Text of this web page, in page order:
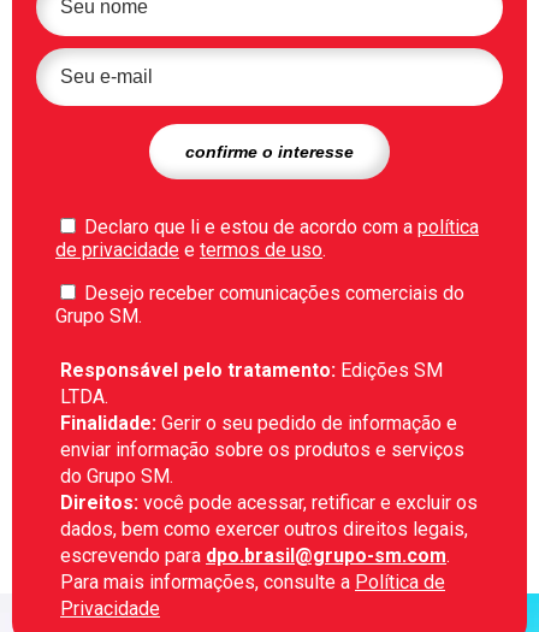
Declaro que li e estou de acordo com a política
de privacidade e termos de uso.
Desejo receber comunicações comerciais do
Grupo SM.
Responsável pelo tratamento: Edições SM
LTDA.
Finalidade: Gerir o seu pedido de informação e
enviar informação sobre os produtos e serviços
do Grupo SM.
Direitos: você pode acessar, retificar e excluir os
dados, bem como exercer outros direitos legais,
escrevendo para dpo.brasil@grupo-sm.com.
Para mais informações, consulte a Política de
Privacidade